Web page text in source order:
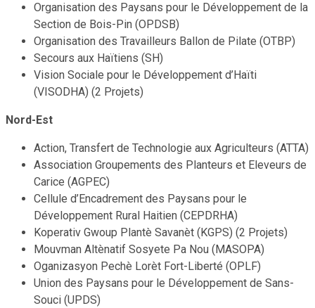
Organisation des Paysans pour le Développement de la
Section de Bois-Pin (OPDSB)
Organisation des Travailleurs Ballon de Pilate (OTBP)
Secours aux Haïtiens (SH)
Vision Sociale pour le Développement d’Haïti
(VISODHA) (2 Projets)
Nord-Est
Action, Transfert de Technologie aux Agriculteurs (ATTA)
Association Groupements des Planteurs et Eleveurs de
Carice (AGPEC)
Cellule d’Encadrement des Paysans pour le
Développement Rural Haitien (CEPDRHA)
Koperativ Gwoup Plantè Savanèt (KGPS) (2 Projets)
Mouvman Altènatif Sosyete Pa Nou (MASOPA)
Oganizasyon Pechè Lorèt Fort-Liberté (OPLF)
Union des Paysans pour le Développement de Sans-
Souci (UPDS)